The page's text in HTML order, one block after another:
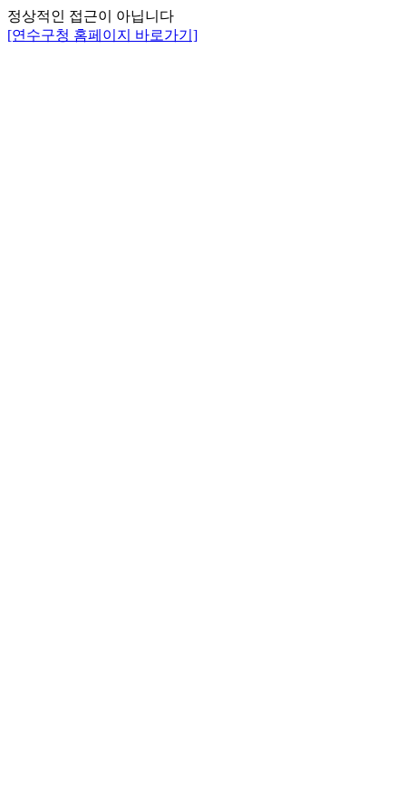
정상적인 접근이 아닙니다
[연수구청 홈페이지 바로가기]